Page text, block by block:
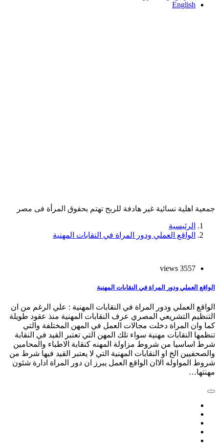
English
جمعية اهلية نسائية غير هادفة للربح تهتم بحقوق المرأة فى مصر
الرئيسية
الواقع العملي ودور المراة في النقابات المهنية
3557 views
الواقع العملي ودور المراة في النقابات المهنية
الواقع العملي ودور المراة في النقابات المهنية : علي الرغم من ان
التنظيم التشريعي المصري عرف النقابات المهنية منذ عقود طويلة
كما وان المراة دخلت مجالات العمل في المهن المختلفة والتي
تنظمها النقابات مهنية سواء تلك المهن التي تعتبر القيد في النقابة
شرط اساسيا من شروط مزاولة المهنه كنقابة الاطباء والمحامين
والصحفيين الخ او النقابات المهنية التي لا يعتبر القيد فيها شرط من
شروط المواوله الاان الواقع العمل يبرز ان دور المراة ادارة شئون
مهنتها…